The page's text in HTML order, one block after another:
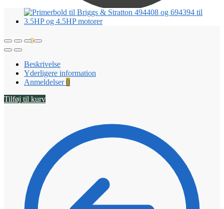
0,00kr. 0
Beskrivelse
Yderligere information
Anmeldelser0
Tilføj til kurv